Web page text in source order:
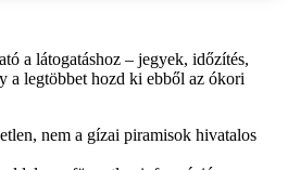
a látogatáshoz – jegyek, időzítés,
a legtöbbet hozd ki ebből az ókori
nem a gízai piramisok hivatalos